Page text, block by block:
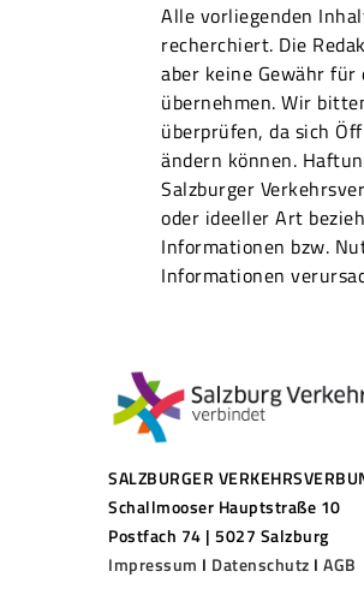
Alle vorliegenden
recherchiert. Die
aber keine Gewähr
übernehmen. Wir
überprüfen, da sich
ändern können.
Salzburger
oder ideeller Art
Informationen bzw.
Informationen
SALZBURGER
Schallmooser Hauptstraße 10
Postfach 74 | 5027 Salzburg
Impressum I Datenschutz IAGB